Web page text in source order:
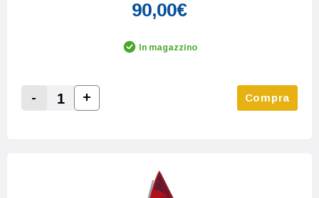
90,00€
In magazzino
Decrease Quantity:
-
Increase Quantity:
+ Compra